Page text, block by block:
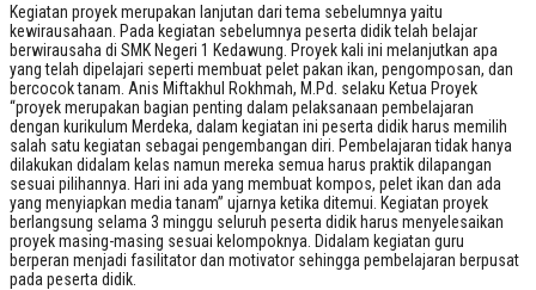
Kegiatan proyek merupakan lanjutan dari tema sebelumnya yaitu
kewirausahaan. Pada kegiatan sebelumnya peserta didik telah belajar
berwirausaha di SMK Negeri 1 Kedawung. Proyek kali ini melanjutkan apa
yang telah dipelajari seperti membuat pelet pakan ikan, pengomposan, dan
bercocok tanam. Anis Miftakhul Rokhmah, M.Pd. selaku Ketua Proyek
“proyek merupakan bagian penting dalam pelaksanaan pembelajaran
dengan kurikulum Merdeka, dalam kegiatan ini peserta didik harus memilih
salah satu kegiatan sebagai pengembangan diri. Pembelajaran tidak hanya
dilakukan didalam kelas namun mereka semua harus praktik dilapangan
sesuai pilihannya. Hari ini ada yang membuat kompos, pelet ikan dan ada
yang menyiapkan media tanam” ujarnya ketika ditemui. Kegiatan proyek
berlangsung selama 3 minggu seluruh peserta didik harus menyelesaikan
proyek masing-masing sesuai kelompoknya. Didalam kegiatan guru
berperan menjadi fasilitator dan motivator sehingga pembelajaran berpusat
pada peserta didik.